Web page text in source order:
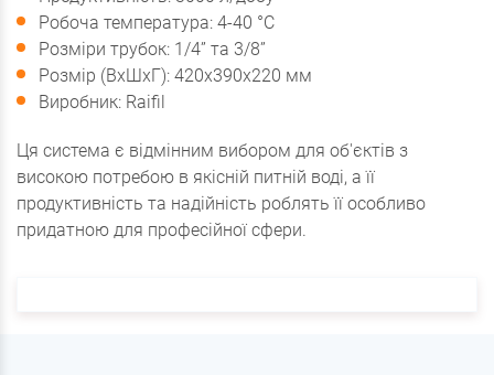
Робоча температура: 4-40 °С
Розміри трубок: 1/4” та 3/8”
Розмір (ВхШхГ): 420х390х220 мм
Виробник: Raifil
Ця система є відмінним вибором для об'єктів з
високою потребою в якісній питній воді, а її
продуктивність та надійність роблять її особливо
придатною для професійної сфери.